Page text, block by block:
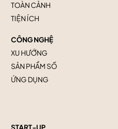
TOÀN CẢNH
TIỆN ÍCH
CÔNG NGHỆ
XU HƯỚNG
SẢN PHẨM SỐ
ỨNG DỤNG
START-UP